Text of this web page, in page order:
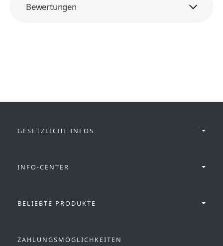
Bewertungen
GESETZLICHE INFOS
INFO-CENTER
BELIEBTE PRODUKTE
ZAHLUNGSMÖGLICHKEITEN